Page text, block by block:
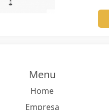
Menu
Home
Empresa